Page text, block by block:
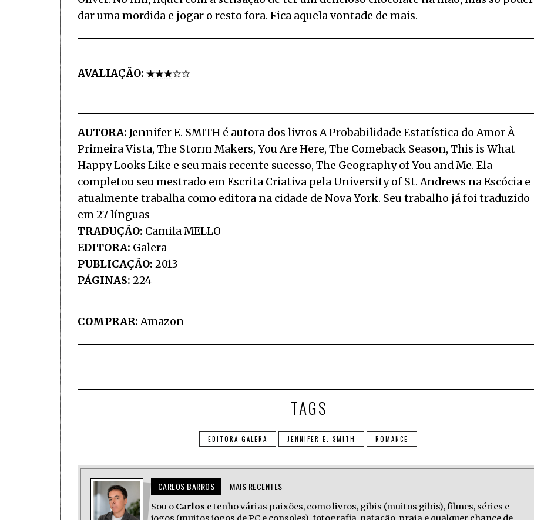
dar uma mordida e jogar o resto fora. Fica aquela vontade de mais.
AVALIAÇÃO:
AUTORA: Jennifer E. SMITH é autora dos livros A Probabilidade Estatística do Amor À
Primeira Vista, The Storm Makers, You Are Here, The Comeback Season, This is What
Happy Looks Like e seu mais recente sucesso, The Geography of You and Me. Ela
completou seu mestrado em Escrita Criativa pela University of St. Andrews na Escócia e
atualmente trabalha como editora na cidade de Nova York. Seu trabalho já foi traduzido
em 27 línguas
TRADUÇÃO: Camila MELLO
EDITORA: Galera
PUBLICAÇÃO: 2013
PÁGINAS: 224
COMPRAR: Amazon
TAGS
EDITORA GALERA JENNIFER E. SMITH ROMANCE
CARLOS BARROS MAIS RECENTES
Sou o Carlose tenho várias paixões, como livros, gibis (muitos gibis), filmes, séries e